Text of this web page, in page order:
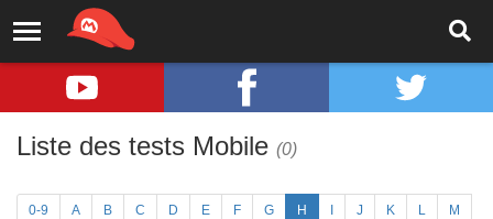
Liste des tests Mobile (0)
0-9 A B C D E F G H J K L M